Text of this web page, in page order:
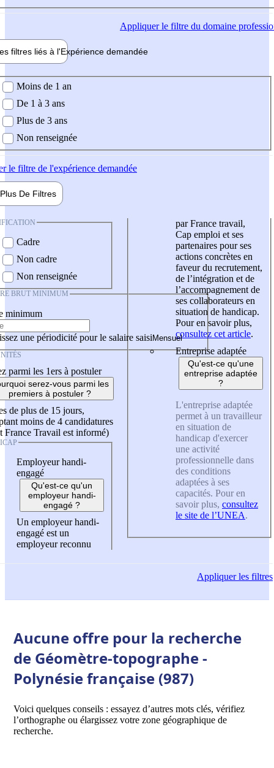
Appliquerle filtre du domaine
filtres liés à l'Expérience demandée
demandée
Moins de 1 an
De 1 à 3 ans
Plus de 3 ans
Non renseignée
le filtre de l'expérience demandée
Plus De Filtres
Cadre
Non cadre
Non renseignée
BRUT MINIMUM
minimum
une périodicité pour le salaire saisi
parmi les 1ers à postuler
serez-vous parmi les
premiers à postuler ?
de plus de 15 jours,
moins de 4 candidatures
France Travail est informé)
Employeur handi-
engagé
Qu'est-ce qu'un
employeur handi-
engagé ?
Un employeur handi-
engagé est un
employeur reconnu
par France travail,
Cap emploi et ses
partenaires pour ses
actions concrètes en
faveur du recrutement,
de l’intégration et de
l’accompagnement de
ses collaborateurs en
situation de handicap.
Pour en savoir plus,
consultez cet article.
Entreprise adaptée
Qu'est-ce qu'une
entreprise adaptée
?
L'entreprise adaptée
permet à un travailleur
en situation de
handicap d'exercer
une activité
professionnelle dans
des conditions
adaptées à ses
capacités. Pour en
savoir plus, consultez
le site de l’UNEA.
Appliquerles filtres
Aucune offre pour la recherche
de Géomètre-topographe -
Polynésie française (987)
Voici quelques conseils : essayez d’autres mots clés, vérifiez
l’orthographe ou élargissez votre zone géographique de
recherche.